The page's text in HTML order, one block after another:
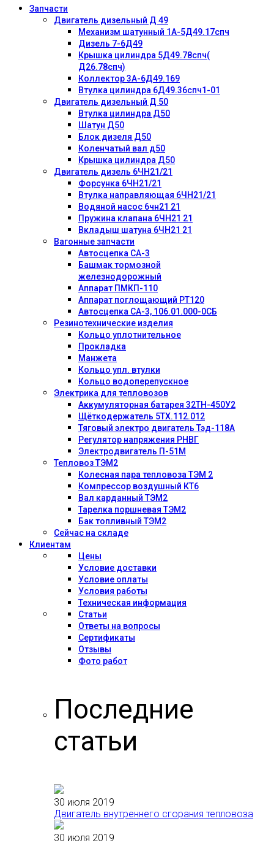
Запчасти
Двигатель дизельный Д 49
Механизм шатунный 1А-5Д49.17спч
Дизель 7-6Д49
Крышка цилиндра 5Д49.78спч(
Д26.78спч)
Коллектор 3А-6Д49.169
Втулка цилиндра 6Д49.36спч1-01
Двигатель дизельный Д 50
Втулка цилиндра Д50
Шатун Д50
Блок дизеля Д50
Коленчатый вал д50
Крышка цилиндра Д50
Двигатель дизель 6ЧН21/21
Форсунка 6ЧН21/21
Втулка направляющая 6ЧН21/21
Водяной насос 6чн21 21
Пружина клапана 6ЧН21 21
Вкладыш шатуна 6ЧН21 21
Вагонные запчасти
Автосцепка СА-3
Башмак тормозной
железнодорожный
Аппарат ПМКП-110
Аппарат поглощающий РТ120
Автосцепка СА-3, 106.01.000-0СБ
Резинотехнические изделия
Кольцо уплотнительное
Прокладка
Манжета
Кольцо упл. втулки
Кольцо водоперепускное
Электрика для тепловозов
Аккумуляторная батарея 32ТН-450У2
Щёткодержатель 5ТХ.112.012
Тяговый электро двигатель Тэд-118А
Регулятор напряжения РНВГ
Электродвигатель П-51М
Тепловоз ТЭМ2
Колесная пара тепловоза ТЭМ 2
Компрессор воздушный КТ6
Вал карданный ТЭМ2
Тарелка поршневая ТЭМ2
Бак топливный ТЭМ2
Сейчас на складе
Клиентам
Цены
Условие доставки
Условие оплаты
Условия работы
Техническая информация
Статьи
Ответы на вопросы
Сертификаты
Отзывы
Фото работ
Последние
статьи
30 июля 2019
Двигатель внутреннего сгорания тепловоза
30 июля 2019